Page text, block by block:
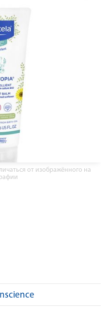
от изображённого на